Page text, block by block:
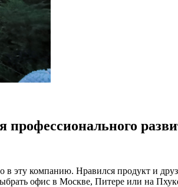
профессионального
эту компанию. Нравился продукт и
офис в Москве, Питере или на